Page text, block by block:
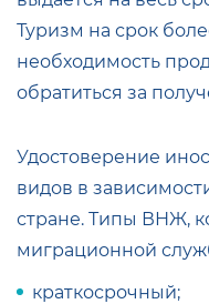
Туризм на срок
необходимость
обратиться за
Удостоверение
видов в
стране. Типы ВНЖ,
миграционной
краткосрочный;